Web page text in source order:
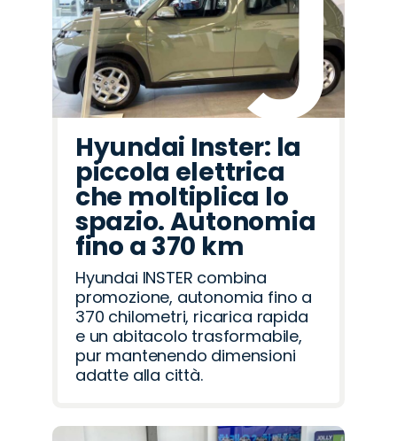
Hyundai Inster: la
piccola elettrica
che moltiplica lo
spazio. Autonomia
fino a 370 km
Hyundai INSTER combina
promozione, autonomia fino a
370 chilometri, ricarica rapida
e un abitacolo trasformabile,
pur mantenendo dimensioni
adatte alla città.